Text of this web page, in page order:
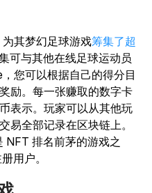
其梦幻足球游戏筹集了超
可与其他在线足球运动员
您可以根据自己的得分目
励。每一张赚取的数字卡
表示。玩家可以从其他玩
易全部记录在区块链上。
NFT 排名前茅的游戏之
用户。